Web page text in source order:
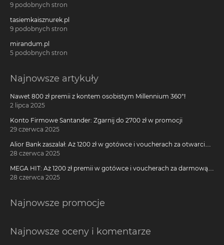
9 podobnych stron
tasiemkaisznurek.pl
9 podobnych stron
mirandum.pl
5 podobnych stron
Najnowsze artykuły
Nawet 800 zł premii z kontem osobistym Millennium 360°!
2 lipca 2025
Konto Firmowe Santander: Zgarnij do 2700 zł w promocji
29 czerwca 2025
Alior Bank zaszalał: Aż 1200 zł w gotówce i voucherach za otwarcie
darmowego konta!
28 czerwca 2025
MEGA HIT: Aż 1200 zł premii w gotówce i voucherach za darmową
kartę kredytową Citi Simplicity
28 czerwca 2025
Najnowsze promocje
Najnowsze oceny i komentarze